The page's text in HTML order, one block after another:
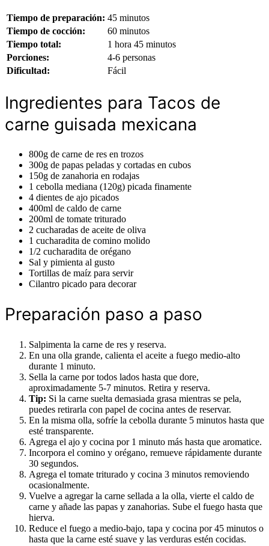
Tiempo de preparación: 45 minutos
Tiempo de cocción:
60 minutos
Tiempo total:
1 hora 45 minutos
Porciones:
4-6 personas
Dificultad:
Fácil
Ingredientes para Tacos de
carne guisada mexicana
800g de carne de res en trozos
300g de papas peladas y cortadas en cubos
150g de zanahoria en rodajas
1 cebolla mediana (120g) picada finamente
4 dientes de ajo picados
400ml de caldo de carne
200ml de tomate triturado
2 cucharadas de aceite de oliva
1 cucharadita de comino molido
1/2 cucharadita de orégano
Sal y pimienta al gusto
Tortillas de maíz para servir
Cilantro picado para decorar
Preparación paso a paso
Salpimenta la carne de res y reserva.
En una olla grande, calienta el aceite a fuego medio-alto
durante 1 minuto.
Sella la carne por todos lados hasta que dore,
aproximadamente 5-7 minutos. Retira y reserva.
Tip: Si la carne suelta demasiada grasa mientras se pela,
puedes retirarla con papel de cocina antes de reservar.
En la misma olla, sofríe la cebolla durante 5 minutos hasta que
esté transparente.
Agrega el ajo y cocina por 1 minuto más hasta que aromatice.
Incorpora el comino y orégano, remueve rápidamente durante
30 segundos.
Agrega el tomate triturado y cocina 3 minutos removiendo
ocasionalmente.
Vuelve a agregar la carne sellada a la olla, vierte el caldo de
carne y añade las papas y zanahorias. Sube el fuego hasta que
hierva.
Reduce el fuego a medio-bajo, tapa y cocina por 45 minutos o
hasta que la carne esté suave y las verduras estén cocidas.